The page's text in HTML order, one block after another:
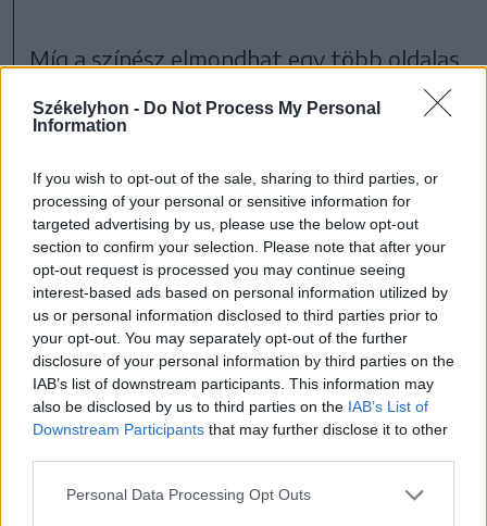
Székelyhon - Do Not Process My Personal
Information
If you wish to opt-out of the sale, sharing to third parties, or
processing of your personal or sensitive information for
targeted advertising by us, please use the below opt-out
section to confirm your selection. Please note that after your
opt-out request is processed you may continue seeing
interest-based ads based on personal information utilized by
us or personal information disclosed to third parties prior to
your opt-out. You may separately opt-out of the further
disclosure of your personal information by third parties on the
IAB’s list of downstream participants. This information may
also be disclosed by us to third parties on the IAB’s List of
Downstream Participants that may further disclose it to other
Personal Data Processing Opt Outs
Míg a színész elmondhat egy több oldalas
élvezzük, addig a báb egy pontos
lényeget sűríti. „Nem adott a mimika, de
adottak a természetfeletti képességek,
mint például a repülés. Egyszerűen más
eszközökkel operál, ezért más
szövegekkel kell dolgozni, más helyre kell
tenni a hangsúlyokat egy előadásnál és
más a kifejezésmód. De ugyanolyan
érvényes, amennyiben jól van megcsinálva.